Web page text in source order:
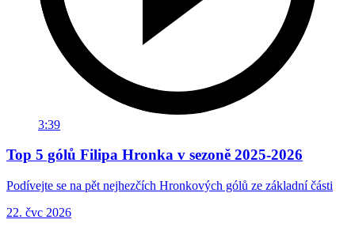
3:39
Top 5 gólů Filipa Hronka v sezoně 2025-2026
Podívejte se na pět nejhezčích Hronkových gólů ze základní části
22. čvc 2026